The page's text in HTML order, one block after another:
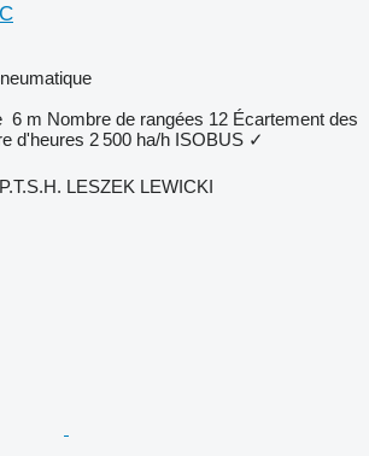
6 m Nombre de rangées 12 Écartement des
d'heures 2 500 ha/h ISOBUS ✓
LESZEK LEWICKI